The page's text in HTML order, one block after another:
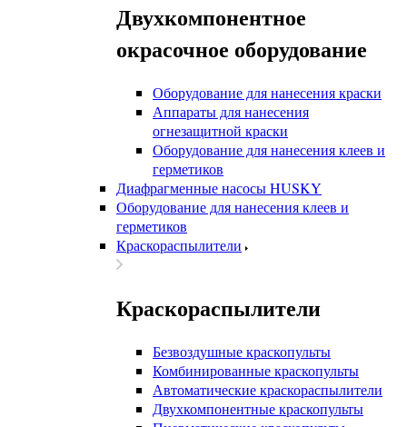
Двухкомпонентное
окрасочное оборудование
Оборудование для нанесения краски
Аппараты для нанесения
огнезащитной краски
Оборудование для нанесения клеев и
герметиков
Диафрагменные насосы HUSKY
Оборудование для нанесения клеев и
герметиков
Краскораспылители
Краскораспылители
Безвоздушные краскопульты
Комбинированные краскопульты
Автоматические краскораспылители
Двухкомпонентные краскопульты